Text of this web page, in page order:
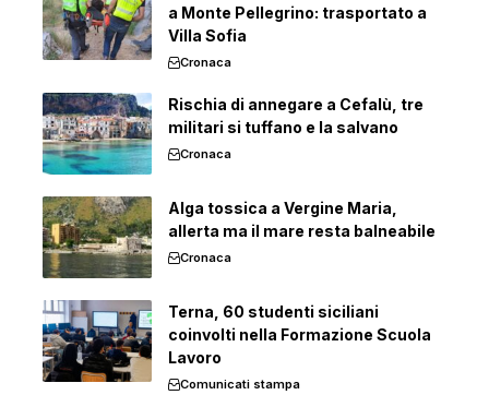
a Monte Pellegrino: trasportato a
Villa Sofia
Cronaca
Rischia di annegare a Cefalù, tre
militari si tuffano e la salvano
Cronaca
Alga tossica a Vergine Maria,
allerta ma il mare resta balneabile
Cronaca
Terna, 60 studenti siciliani
coinvolti nella Formazione Scuola
Lavoro
Comunicati stampa